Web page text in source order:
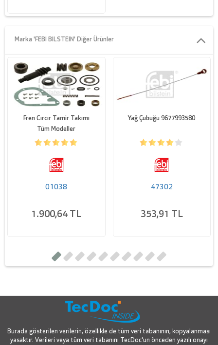
Marka 'FEBI BILSTEIN' Diğer Ürünler
Fren Cırcır Tamir Takımı
Tüm Modeller
01038
1.900,64 TL
Yağ Çubuğu 9677993580
47302
353,91 TL
Burada gösterilen verilerin, özellikle de tüm veri tabanının, kopyalanması
yasaktır. Verileri veya tüm veri tabanını TecDoc'un önceden yazılı onayı